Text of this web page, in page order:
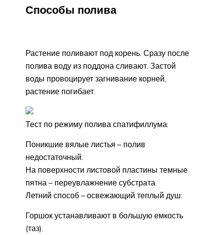
Способы полива
Растение поливают под корень. Сразу после
полива воду из поддона сливают. Застой
воды провоцирует загнивание корней,
растение погибает.
Тест по режиму полива спатифиллума:
Поникшие вялые листья – полив
недостаточный.
На поверхности листовой пластины темные
пятна – переувлажнение субстрата.
Летний способ – освежающий теплый душ:
Горшок устанавливают в большую емкость
(таз).